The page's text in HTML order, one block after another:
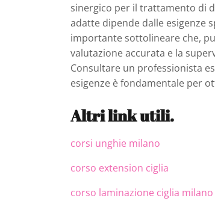
sinergico per il trattamento di
adatte dipende dalle esigenze
importante sottolineare che,
valutazione accurata e la
Consultare un professionista
esigenze è fondamentale per
Altri link utili.
corsi unghie milano
corso extension ciglia
corso laminazione ciglia milano